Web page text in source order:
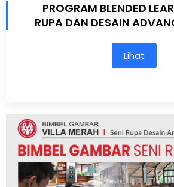
PROGRAM BLENDED
RUPA DAN DESAIN
Lihat